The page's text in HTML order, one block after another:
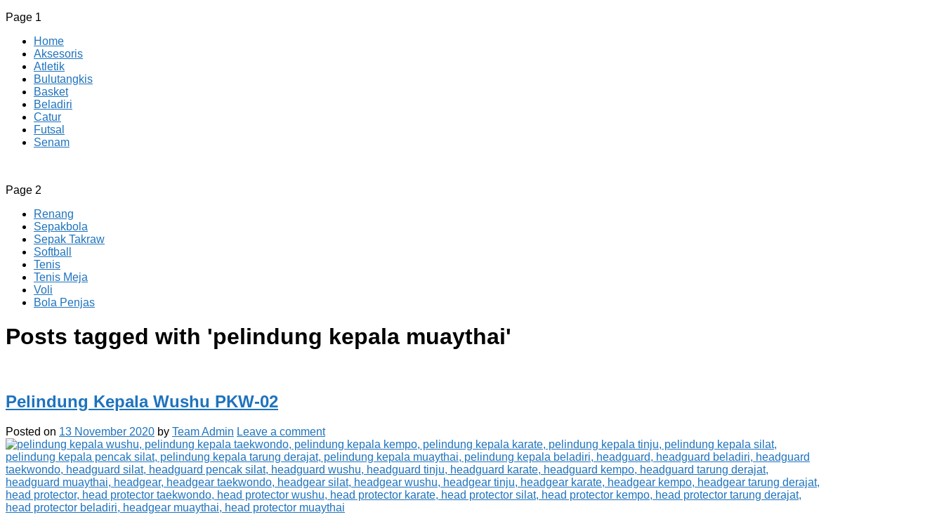
Page 1
Home
Aksesoris
Atletik
Bulutangkis
Basket
Beladiri
Catur
Futsal
Senam
CV JAYA BERSAMA Co Id
Menyediakan Semua Perlengkapan Olahraga Yang Lengkap, Berkualitas Dengan Harga Yang Murah
Page 2
Renang
Sepakbola
Sepak Takraw
Softball
Tenis
Tenis Meja
Voli
Bola Penjas
Posts tagged with 'pelindung kepala muaythai'
Pelindung Kepala Wushu PKW-02
Posted on 13 November 2020 by Team Admin Leave a comment